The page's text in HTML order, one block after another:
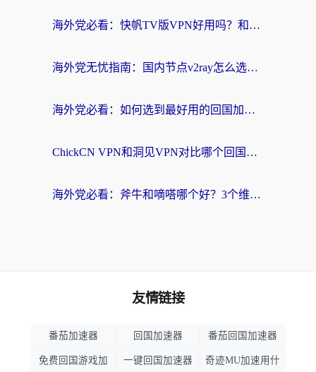
海外党必看：快帆TV版VPN好用吗？和快游VPN对比哪个回国效果更好？附实用避坑指南
海外党无忧指南：国内节点v2ray怎么选？一键回国VPN+多场景实测帮你避坑
海外党必看：如何选到最好用的回国加速器？从节点到售后的全维度指南
ChickCN VPN和洞见VPN对比哪个回国效果更好？海外党亲测3款加速器+避坑指南
海外党必看：斧牛和嘀嗒哪个好？3个维度教你选对回国加速器
友情链接
番茄加速器 回国加速器 番茄回国加速器
免费回国游戏加 一键回国加速器 奇迹MU加速用什